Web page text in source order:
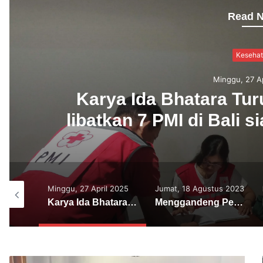
Read
Jumat, 18
Menggandeng
Pipa Air
Jumat, 18 Agustus 2023
Menggandeng Pengusaha, Polres Tabanan Bantu Pipa Air Bersih
Rabu, 09 Agustus 2023
Polwan Polres Tabanan Laksanakan Donor Darah Dalam Rangka HUT Polwan ke 75